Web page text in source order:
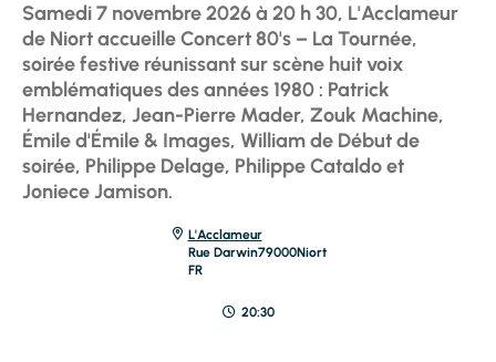
Samedi 7 novembre 2026 à 20 h 30, L'Acclameur
de Niort accueille Concert 80's – La Tournée,
soirée festive réunissant sur scène huit voix
emblématiques des années 1980 : Patrick
Hernandez, Jean-Pierre Mader, Zouk Machine,
Émile d'Émile & Images, William de Début de
soirée, Philippe Delage, Philippe Cataldo et
Joniece Jamison.
L'Acclameur
Rue Darwin79000Niort
FR
20:30